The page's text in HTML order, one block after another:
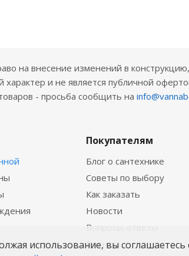
на внесение изменений в
и не является публичной
- просьба сообщить на
Покупателям
Блог о сантехнике
Советы по выбору
Как заказать
Новости
Вопросы-ответы
Бренды
использование, вы